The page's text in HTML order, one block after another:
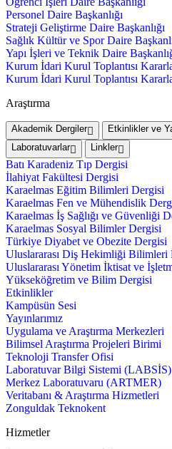
Personel Daire Başkanlığı
Strateji Geliştirme Daire Başkanlığı
Sağlık Kültür ve Spor Daire
Yapı İşleri ve Teknik Daire
Kurum İdari Kurul Toplantısı
Kurum İdari Kurul Toplantısı
Araştırma
Akademik Dergiler Etkinlikler ve
Laboratuvarlar
Linkler
Batı Karadeniz Tıp Dergisi
İlahiyat Fakültesi Dergisi
Karaelmas Eğitim Bilimleri Dergisi
Karaelmas Fen ve Mühendislik
Karaelmas İş Sağlığı ve Güvenliği
Karaelmas Sosyal Bilimler Dergisi
Türkiye Diyabet ve Obezite Dergisi
Uluslararası Diş Hekimliği Bilimleri
Uluslararası Yönetim İktisat ve
Yükseköğretim ve Bilim Dergisi
Etkinlikler
Kampüsün Sesi
Yayınlarımız
Uygulama ve Araştırma Merkezleri
Bilimsel Araştırma Projeleri Birimi
Teknoloji Transfer Ofisi
Laboratuvar Bilgi Sistemi (LABSİS)
Merkez Laboratuvaru (ARTMER)
Veritabanı & Araştırma Hizmetleri
Zonguldak Teknokent
Hizmetler